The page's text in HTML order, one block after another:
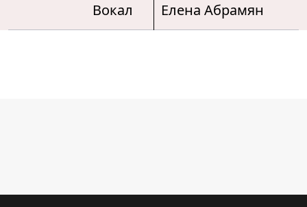
Вокал Елена Абрамян